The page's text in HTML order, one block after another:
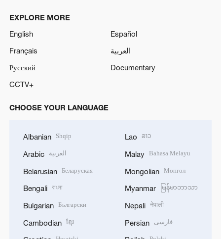
EXPLORE MORE
English
Español
Français
العربية
Русский
Documentary
CCTV+
CHOOSE YOUR LANGUAGE
Albanian Shqip
Arabic العربية
Belarusian Беларуская
Bengali বাংলা
Bulgarian Български
Cambodian ខ្មែរ
Lao ລາວ
Malay Bahasa Melayu
Mongolian Монгол
Myanmar မြန်မာဘာသာ
Nepali नेपाली
Persian فارسی